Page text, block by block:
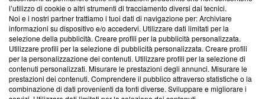
Corporate
Redazione
Informativa Privacy
Cookie Policy
l’utilizzo di cookie o altri strumenti di tracciamento diversi dai tecnici.
Noi e i nostri partner trattiamo i tuoi dati di navigazione per: Archiviare
informazioni su dispositivo e/o accedervi. Utilizzare dati limitati per la
selezione della pubblicità. Creare profili per la pubblicità personalizzata.
Utilizzare profili per la selezione di pubblicità personalizzata. Creare profili
per la personalizzazione dei contenuti. Utilizzare profili per la selezione di
contenuti personalizzati. Misurare le prestazioni degli annunci. Misurare le
prestazioni dei contenuti. Comprendere il pubblico attraverso statistiche o la
combinazione di dati provenienti da fonti diverse. Sviluppare e migliorare i